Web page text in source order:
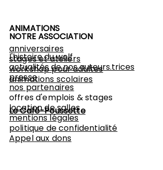
ANIMATIONS
anniversaires
stages et ateliers
workshoppour adultes
animations scolaires
Le Café-Poussette
NOTRE ASSOCIATION
l'histoire du wolf
actualités de nos auteurs.trices
presse
nos partenaires
offres d'emplois & stages
location de salles
mentions légales
politique de confidentialité
Appel aux dons